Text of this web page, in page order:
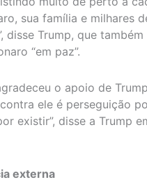
sua família e milhares
disse Trump, que
“em paz”.
o apoio de
ele é perseguição
existir”, disse a Trump
externa